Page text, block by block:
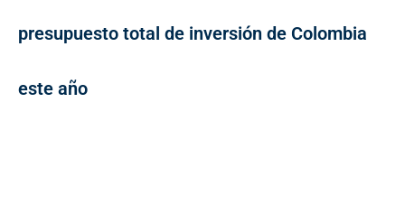
presupuesto total de inversión de Colombia
este año